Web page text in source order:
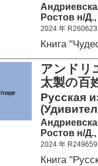
Ростов н/
2024 年 R260623
Книга
アンドリ
太製の百
Русская
Ростов н/
2024 年 R249659
Книга